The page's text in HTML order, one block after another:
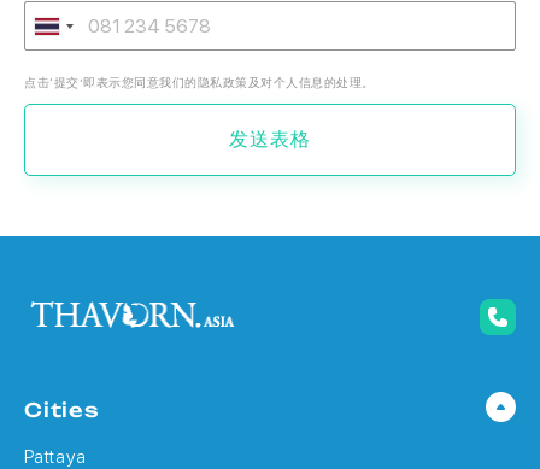
点击‘提交’即表示您同意我们的隐私政策及对个人信息的处理。
发送表格
Cities
Pattaya